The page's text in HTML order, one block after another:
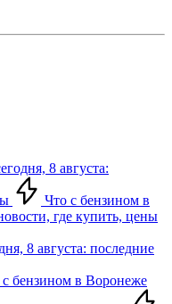
8 августа:
Что с бензином в
где купить, цены
8 августа: последние
бензином в Воронеже